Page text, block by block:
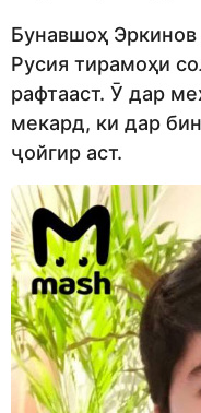
Бунавшоҳ
Русия тирамоҳи
рафтааст. Ӯ дар
мекард, ки дар
ҷойгир аст.